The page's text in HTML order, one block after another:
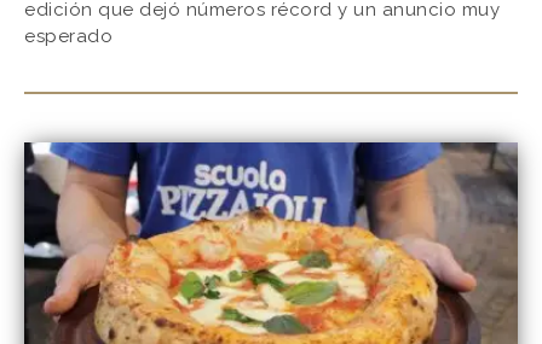
edición que dejó números récord y un anuncio muy
esperado